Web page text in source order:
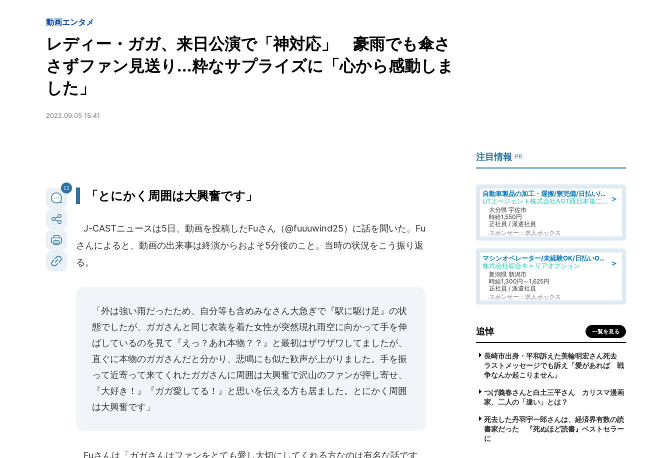
動画エンタメ
レディー・ガガ、来日公演で「神対応」 豪雨でも傘さ
さずファン見送り...粋なサプライズに「心から感動しま
した」
2022.09.05 15:41
12
「とにかく周囲は大興奮です」
J-CASTニュースは5日、動画を投稿したFuさん（@fuuuwind25）に話を聞いた。Fu
さんによると、動画の出来事は終演からおよそ5分後のこと。当時の状況をこう振り返
る。
「外は強い雨だったため、自分等も含めみなさん大急ぎで『駅に駆け足』の状
態でしたが、ガガさんと同じ衣装を着た女性が突然現れ雨空に向かって手を伸
ばしているのを見て『えっ？あれ本物？？』と最初はザワザワしてましたが、
直ぐに本物のガガさんだと分かり、悲鳴にも似た歓声が上がりました。手を振
って近寄って来てくれたガガさんに周囲は大興奮で沢山のファンが押し寄せ、
『大好き！』『ガガ愛してる！』と思いを伝える方も居ました。とにかく周囲
は大興奮です」
Fuさんは「ガガさんはファンをとても愛し大切にしてくれる方なのは有名な話です
注目情報 PR
＞
自動車製品の加工・運搬/寮完備/日払い/工場・製造
UTエージェント株式会社AGT西日本第二CU
大分県 宇佐市
時給1,550円
正社員 / 派遣社員
スポンサー：求人ボックス
＞
マシンオペレーター/未経験OK/日払いOK/寮完備/交替制/20・30・40代活躍中
株式会社綜合キャリアオプション
新潟県 新潟市
時給1,300円～1,625円
正社員 / 派遣社員
スポンサー：求人ボックス
追悼 一覧を見る
長崎市出身・平和訴えた美輪明宏さん死去
ラストメッセージでも訴え「愛があれば 戦
争なんか起こりません」
つげ義春さんと白土三平さん カリスマ漫画
家、二人の「違い」とは？
死去した丹羽宇一郎さんは、経済界有数の読
書家だった 『死ぬほど読書』ベストセラー
に